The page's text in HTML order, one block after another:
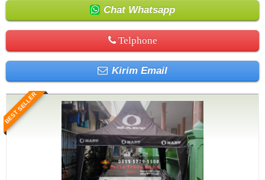
Chat Whatsapp
Telphone
Kirim Email
BEST SELLER